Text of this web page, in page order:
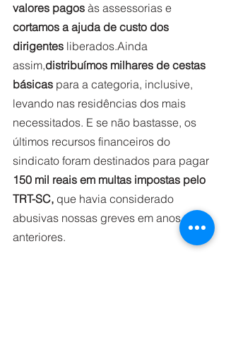
valores pagos às assessorias e
cortamos a ajuda de custo dos
dirigentes liberados.Ainda
assim,distribuímos milhares de cestas
básicas para a categoria, inclusive,
levando nas residências dos mais
necessitados. E se não bastasse, os
últimos recursos financeiros do
sindicato foram destinados para pagar
150 mil reais em multas impostas pelo
TRT-SC, que havia considerado
abusivas nossas greves em anos
anteriores.